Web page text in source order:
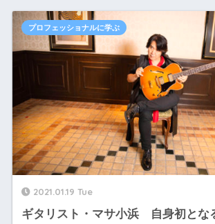
2021.01.19 Tue
ギタリスト・マサ小浜 自身初とな
プロフェッショナルに学ぶ